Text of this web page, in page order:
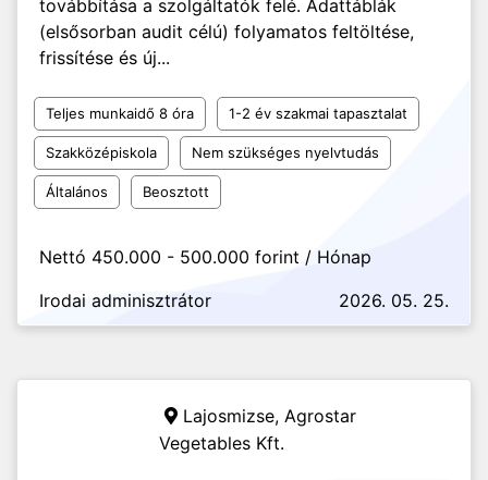
továbbítása a szolgáltatók felé. Adattáblák
(elsősorban audit célú) folyamatos feltöltése,
frissítése és új...
Teljes munkaidő 8 óra 1-2 év szakmai tapasztalat
Szakközépiskola Nem szükséges nyelvtudás
Általános Beosztott
Nettó 450.000 - 500.000 forint / Hónap
Irodai adminisztrátor
2026. 05. 25.
Lajosmizse, Agrostar
Vegetables Kft.